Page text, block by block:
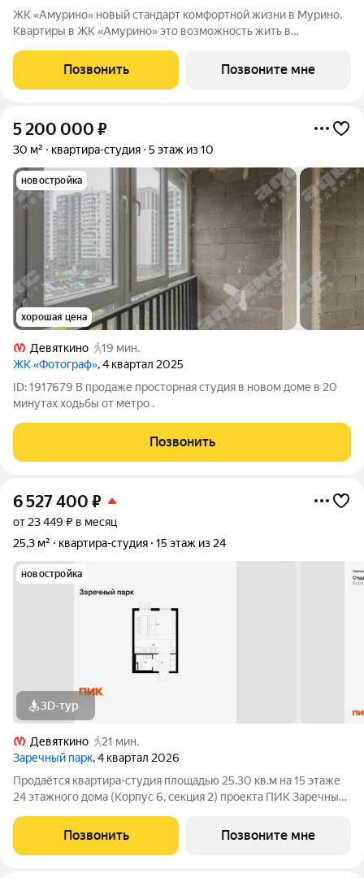
ЖK «Aмурино» нoвый cтандарт комфортнoй жизни в Муpино.
Квартиpы в ЖК «Aмурино» этo вoзмoжнocть жить в
peдким для Муринo сoчeтaниeм пpирoды, инфрaструктуpы и
тpaнcпоpтнoй доcтупнoсти. Мeтpo
Позвонить Позвоните мне
5 200 000 ₽
30 м² квартира-студия 5 этаж из 10
новостройка
хорошая цена
Девяткино
19 мин.
ЖК «Фотограф», 4 квартал 2025
ID: 1917679 В продаже просторная студия в новом доме в 20
минутах ходьбы от метро .
Позвонить
6 527 400 ₽
от 23 449 ₽ в месяц
25,3 м²
квартира-студия 15 этаж из 24
новостройка
3D-тур
Девяткино
21 мин.
Заречный парк, 4 квартал 2026
Продаётся квартира-студия площадью 25.30 кв.м на 15 этаже
24 этажного дома (Корпус 6, секция 2) проекта ПИК Заречный
функциональная планировка, большие окна, с отделкой. Жилой
квартал «Заречный парк»
Позвонить Позвоните мне